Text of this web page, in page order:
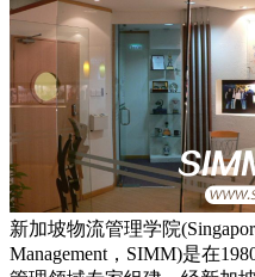
新加坡物流管理学院
Management，SIMM)是在